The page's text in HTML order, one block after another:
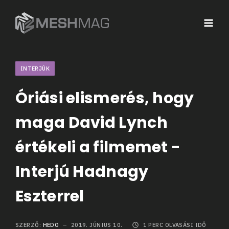
INTERJÚK
Óriási elismerés, hogy
maga David Lynch
értékeli a filmemet -
Interjú Hadnagy
Eszterrel
SZERZŐ: HEDO 2019. JÚNIUS 10. 1 PERC OLVASÁSI IDŐ